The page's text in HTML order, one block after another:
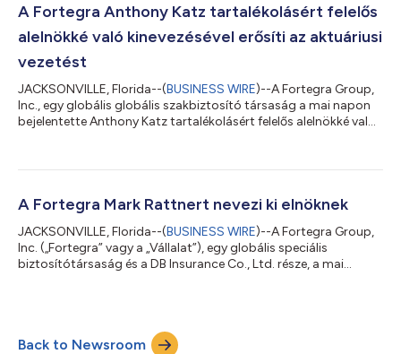
A Fortegra Anthony Katz tartalékolásért felelős
alelnökké való kinevezésével erősíti az aktuáriusi
vezetést
JACKSONVILLE, Florida--(BUSINESS WIRE)--A Fortegra Group,
Inc., egy globális globális szakbiztosító társaság a mai napon
bejelentette Anthony Katz tartalékolásért felelős alelnökké való
és a tartalékolásért, a hitelbiztosításért, a statisztikai
kezdeményezésekért, köztük az IFRS 17-ért is felelősséggel
tartozik majd. „Anthony több min...
A Fortegra Mark Rattnert nevezi ki elnöknek
JACKSONVILLE, Florida--(BUSINESS WIRE)--A Fortegra Group,
Inc. („Fortegra” vagy a „Vállalat”), egy globális speciális
biztosítótársaság és a DB Insurance Co., Ltd. része, a mai
Fortegra vezetői tapasztalatot és megbízható disztribúciós
partnerekkel régóta fennálló kapcsolatokat hoz kibővült
Back to Newsroom